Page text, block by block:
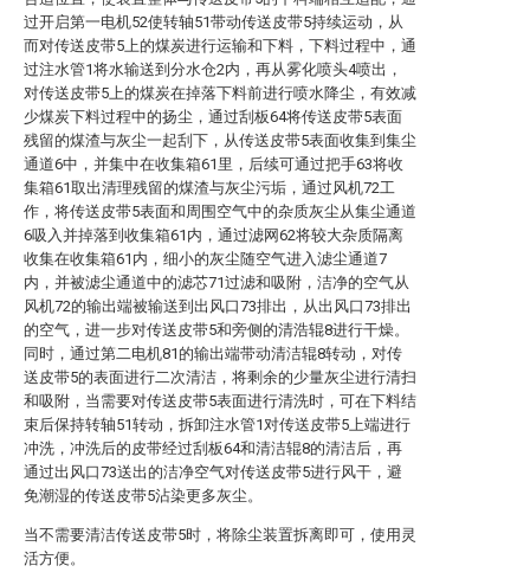
过开启第一电机52使转轴51带动传送皮带5持续运动，从
而对传送皮带5上的煤炭进行运输和下料，下料过程中，通
过注水管1将水输送到分水仓2内，再从雾化喷头4喷出，
对传送皮带5上的煤炭在掉落下料前进行喷水降尘，有效减
少煤炭下料过程中的扬尘，通过刮板64将传送皮带5表面
残留的煤渣与灰尘一起刮下，从传送皮带5表面收集到集尘
通道6中，并集中在收集箱61里，后续可通过把手63将收
集箱61取出清理残留的煤渣与灰尘污垢，通过风机72工
作，将传送皮带5表面和周围空气中的杂质灰尘从集尘通道
6吸入并掉落到收集箱61内，通过滤网62将较大杂质隔离
收集在收集箱61内，细小的灰尘随空气进入滤尘通道7
内，并被滤尘通道中的滤芯71过滤和吸附，洁净的空气从
风机72的输出端被输送到出风口73排出，从出风口73排出
的空气，进一步对传送皮带5和旁侧的清浩辊8进行干燥。
同时，通过第二电机81的输出端带动清洁辊8转动，对传
送皮带5的表面进行二次清洁，将剩余的少量灰尘进行清扫
和吸附，当需要对传送皮带5表面进行清洗时，可在下料结
束后保持转轴51转动，拆卸注水管1对传送皮带5上端进行
冲洗，冲洗后的皮带经过刮板64和清洁辊8的清洁后，再
通过出风口73送出的洁净空气对传送皮带5进行风干，避
免潮湿的传送皮带5沾染更多灰尘。
当不需要清洁传送皮带5时，将除尘装置拆离即可，使用灵
活方便。